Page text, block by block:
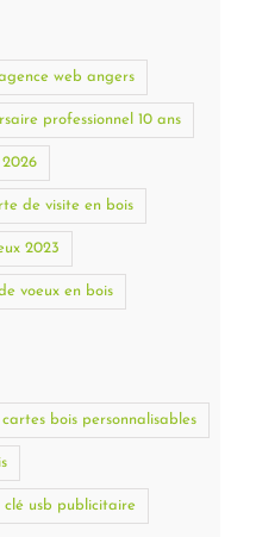
web angers
professionnel 10 ans
de visite en bois
2023
voeux en bois
cartes bois personnalisables
clé usb publicitaire